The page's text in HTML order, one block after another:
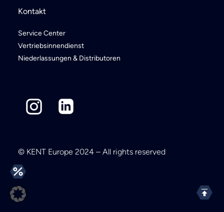
Kontakt
Service Center
Vertriebsinnendienst
Niederlassungen & Distributoren
© KENT Europe 2024 – All rights reserved